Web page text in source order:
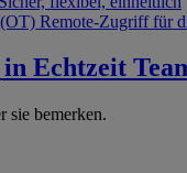
Remote-Zugriff für
in Echtzeit
sie bemerken.